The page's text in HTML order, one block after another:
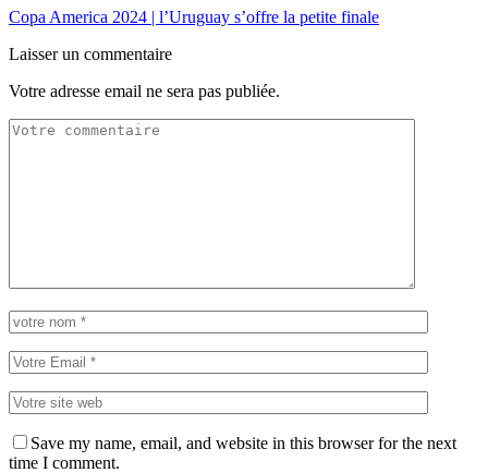
Copa America 2024 | l’Uruguay s’offre la petite finale
Laisser un commentaire
Votre adresse email ne sera pas publiée.
Save my name, email, and website in this browser for the next
time I comment.